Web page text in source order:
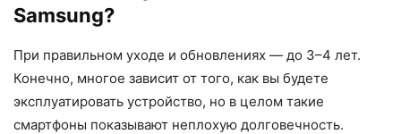
Samsung?
При правильном уходе и обновлениях — до 3–4 лет.
Конечно, многое зависит от того, как вы будете
эксплуатировать устройство, но в целом такие
смартфоны показывают неплохую долговечность.